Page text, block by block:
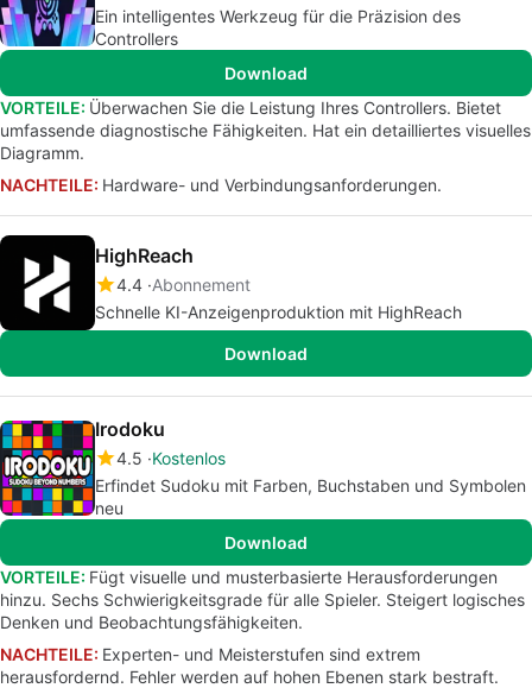
Ein intelligentes Werkzeug für die Präzision des
Controllers
Download
VORTEILE: Überwachen Sie die Leistung Ihres Controllers. Bietet
umfassende diagnostische Fähigkeiten. Hat ein detailliertes visuelles
Diagramm.
NACHTEILE: Hardware- und Verbindungsanforderungen.
HighReach
4.4 Abonnement
Schnelle KI-Anzeigenproduktion mit HighReach
Download
Irodoku
4.5 Kostenlos
Erfindet Sudoku mit Farben, Buchstaben und Symbolen
neu
Download
VORTEILE: Fügt visuelle und musterbasierte Herausforderungen
hinzu. Sechs Schwierigkeitsgrade für alle Spieler. Steigert logisches
Denken und Beobachtungsfähigkeiten.
NACHTEILE: Experten- und Meisterstufen sind extrem
herausfordernd. Fehler werden auf hohen Ebenen stark bestraft.